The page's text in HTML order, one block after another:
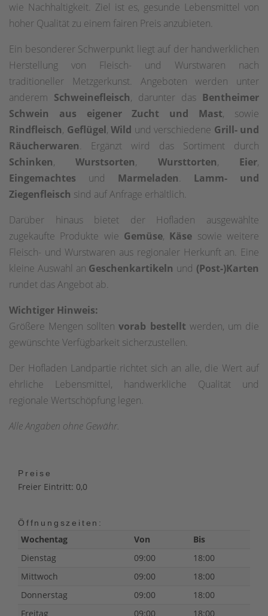
wie Nachhaltigkeit. Ziel ist es, gesunde Lebensmittel von
hoher Qualität zu einem fairen Preis anzubieten.
Ein besonderer Schwerpunkt liegt auf der handwerklichen
Herstellung von Fleisch- und Wurstwaren nach
traditioneller Metzgerkunst. Angeboten werden unter
anderem Schweinefleisch, darunter das Bentheimer
Schwein aus eigener Zucht und Mast, sowie
Rindfleisch, Geflügel, Wild und verschiedene Grill- und
Räucherwaren. Ergänzt wird das Sortiment durch
Schinken,Wurstsorten, Wursttorten, Eier,
Eingemachtes und Marmeladen. Lamm- und
Ziegenfleisch sind auf Anfrage erhältlich.
Darüber hinaus bietet der Hofladen ausgewählte
zugekaufte Produkte wie Gemüse, Käse sowie weitere
Fleisch- und Wurstwaren aus regionaler Herkunft an. Eine
kleine Auswahl an Geschenkartikeln und (Post-)Karten
rundet das Angebot ab.
Wichtiger Hinweis:
Größere Mengen solltenvorab bestellt werden, um die
gewünschte Verfügbarkeit sicherzustellen.
Der Hofladen Landpartie richtet sich an alle, die Wert auf
ehrliche Lebensmittel, handwerkliche Qualität und
regionale Wertschöpfung legen.
Alle Angaben ohne Gewähr.
Preise
Freier Eintritt: 0,0
Öffnungszeiten:
Wochentag Von
Bis
Dienstag
09:00
18:00
Mittwoch
09:00
18:00
Donnerstag
09:00
18:00
Freitag
09:00 18:00